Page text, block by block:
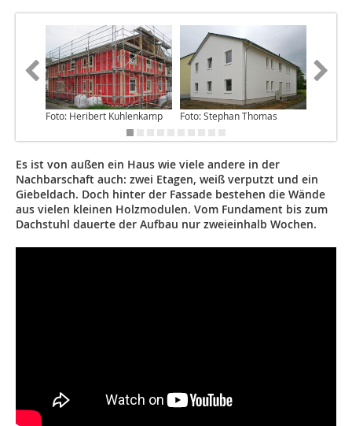
Foto: Heribert Kuhlenkamp Foto: Stephan Thomas
Es ist von außen ein Haus wie viele andere in der
Nachbarschaft auch: zwei Etagen, weiß verputzt und ein
Giebeldach. Doch hinter der Fassade bestehen die Wände
aus vielen kleinen Holzmodulen. Vom Fundament bis zum
Dachstuhl dauerte der Aufbau nur zweieinhalb Wochen.